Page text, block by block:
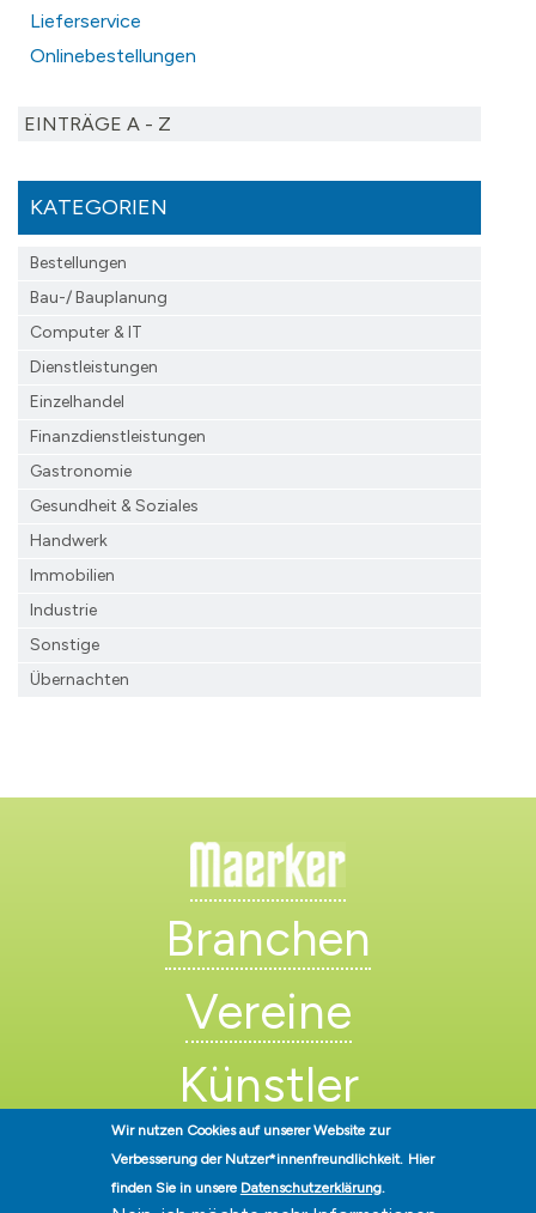
Lieferservice
Onlinebestellungen
EINTRÄGE A - Z
KATEGORIEN
Bestellungen
Bau-/ Bauplanung
Computer & IT
Dienstleistungen
Einzelhandel
Finanzdienst­leistungen
Gastronomie
Gesundheit & Soziales
Handwerk
Immobilien
Industrie
Sonstige
Übernachten
Branchen
Vereine
Künstler
Wir nutzen Cookies auf unserer Website zur
Verbesserung der Nutzer*innenfreundlichkeit. Hier
finden Sie in unsere Datenschutzerklärung.